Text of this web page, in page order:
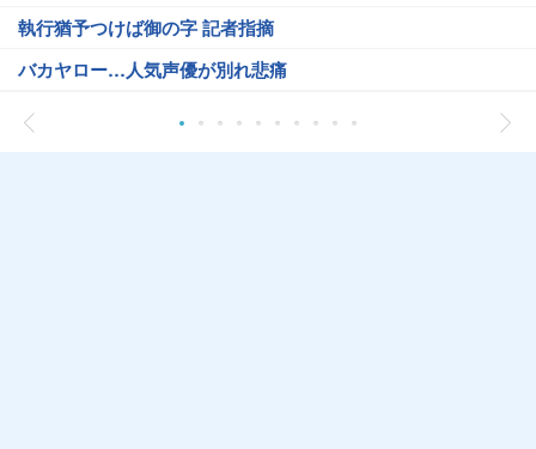
執行猶予つけば御の字 記者指摘
バカヤロー…人気声優が別れ悲痛